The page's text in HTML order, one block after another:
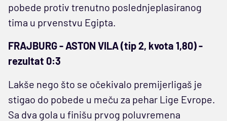
pobede protiv trenutno poslednjeplasiranog
tima u prvenstvu Egipta.
FRAJBURG - ASTON VILA (tip 2, kvota 1,80) -
rezultat 0:3
Lakše nego što se očekivalo premijerligaš je
stigao do pobede u meču za pehar Lige Evrope.
Sa dva gola u finišu prvog poluvremena